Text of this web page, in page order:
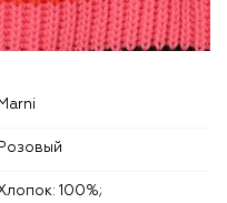
Marni
Розовый
Хлопок: 100%;